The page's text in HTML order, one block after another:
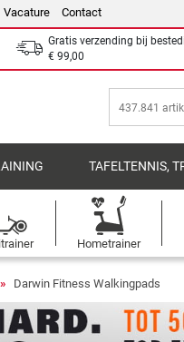
Vacature Contact
Gratis verzending bij
€ 99,00
TAFELTENNIS,
Hometrainer
Darwin Fitness Walkingpads